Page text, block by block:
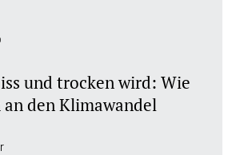
und trocken wird: Wie
an den Klimawandel